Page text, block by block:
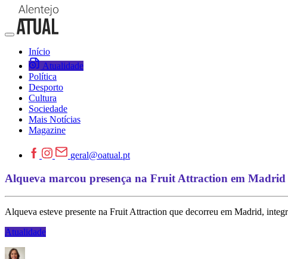
Início
Atualidade
Política
Desporto
Cultura
Sociedade
Mais Notícias
Magazine
geral@oatual.pt
Alqueva marcou presença na Fruit Attraction em Madrid
Alqueva esteve presente na Fruit Attraction que decorreu em Madrid,
Atualidade